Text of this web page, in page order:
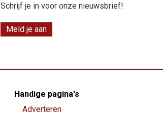
Schrijf je in voor onze nieuwsbrief!
Meld je aan
Handige pagina's
Adverteren